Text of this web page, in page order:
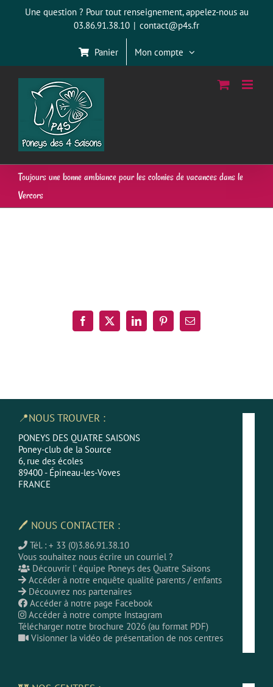
Une question ? Pour tout renseignement, appelez-nous au
03.86.91.38.10 | contact@p4s.fr
Panier Mon compte
Toujours une bonne ambiance pour les colonies de vacances dans le
Vercors
Facebook
X LinkedInPinterestEmail
📍NOUS TROUVER :
PONEYS DES QUATRE SAISONS
Poney-club de la Source
6, rue des écoles
89400 - Épineau-les-Voves
FRANCE
🖊 NOUS CONTACTER :
Tél. : + 33 (0)3.86.91.38.10
Vous souhaitez nous écrire un courriel ?
Découvrir l’ équipe Poneys des Quatre Saisons
Accéder à notre enquête qualité parents / enfants
Découvrez nos partenaires
Accéder à notre page Facebook
Accéder à notre compte Instagram
Télécharger notre brochure 2026 (au format PDF)
Visionner la vidéo de présentation de nos centres